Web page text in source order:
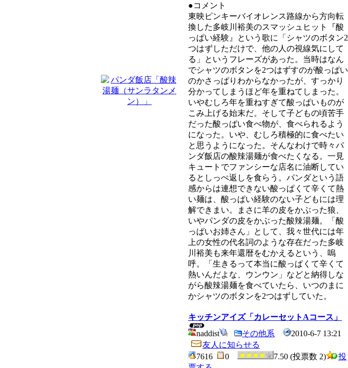
●コメント
東映ピンキーバイオレンス路線から方向転
換した多岐川裕美のスマッシュヒット『酸
っぱい経験』という歌に「シャツのボタン2
つはずしただけで、他の人の視線気にして
る」というフレーズがあった。当時はなん
でシャツのボタンを2つはずすのが酸っぱい
のかさっぱりわからなかったが、すっかり
分かってしまうほど年を重ねてしまった。
いやむしろ年を重ねすぎて酸っぱいものが
こみ上げる始末だ。そして子どもの頃苦手
だった酸っぱい食べ物が、食べられるよう
になった。いや、むしろ積極的に食べたい
と思うようになった。そんなわけで時々パ
ンダ飯店の酸辣湯麺が食べたくなる。一見
キュートでファンシーな店名に油断してい
るとしっぺ返しを食らう。パンダという語
感からは連想できない酸っぱくて辛くて熱
い麺は、酸っぱい経験のない子どもには理
解できまい。まさに羊の皮をかぶった狼、
いやパンダの皮をかぶった酸辣湯麺。「酸
っぱいお姉さん」として、我々世代には年
上の女性の代名詞のような存在だった多岐
川裕美も来年還暦をむかえるという、嗚
呼。「生きるって本当に酸っぱくて辛くて
熱いんだよな、ウンウン」などと納得しな
がら酸辣湯麺を食べていたら、いつのまに
かシャツのボタンを2つはずしていた。
キッチンアイズ「カレーセットAコース」
naddist
その他系
2010-6-7 13:21
友人に知らせる
7616
0 7.50 (投票数 2)
投